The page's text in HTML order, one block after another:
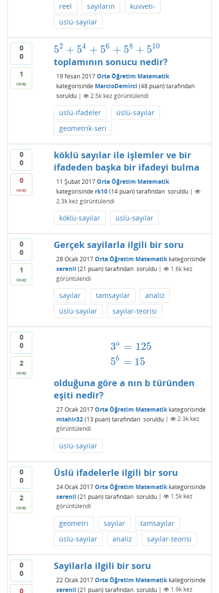
reel sayıların
kuvveti-
üslü-sayılar
0
0
1
cevap
52 + 54 + 56 + 58 + 510
52 +54+5 6+ 58+ 510
toplamının sonucu nedir?
19 Nisan 2017 Orta Öğretim Matematik
kategorisinde MarcioDemirci (48puan) tarafından
soruldu | 2.5kkez görüntülendi
üslü-ifadeler
üslü-sayılar
geometrik-seri
0
0
0
cevap
köklü sayılar ile işlemler ve bir
ifadeden başka bir ifadeyi bulma
11 Şubat 2017 Orta Öğretim Matematik
kategorisinde rk10 (14puan) tarafından soruldu |
2.3kkez görüntülendi
köklü-sayılar üslü-sayılar
0
0
1
cevap
Gerçek sayilarla ilgili bir soru
28 Ocak 2017 Orta Öğretim Matematikkategorisinde
serenil (21 puan) tarafından soruldu | 1.6kkez
görüntülendi
sayılar tamsayılar
analiz
üslü-sayılar
sayılar-teorisi
0
0
2
cevap
3a = 125
5b = 15
3a 1255b=
olduğuna göre a nın b türünden
eşiti nedir?
27 Ocak 2017 Orta Öğretim Matematikkategorisinde
mtahir32 (13 puan) tarafından soruldu | 2.3kkez
görüntülendi
üslü-sayılar
0
0
2
cevap
Üslü ifadelerle ilgili bir soru
24 Ocak 2017 Orta Öğretim Matematikkategorisinde
serenil (21 puan) tarafından soruldu | 1.5kkez
görüntülendi
geometri sayılar
tamsayılar
üslü-sayılar
analiz sayılar-teorisi
0
0
0
Sayilarla ilgili bir soru
22 Ocak 2017 Orta Öğretim Matematikkategorisinde
serenil (21 puan) tarafından soruldu | 1.9kkez